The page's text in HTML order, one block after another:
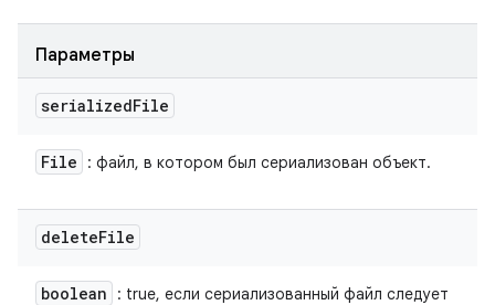
Параметры
serializedFile
File : файл, в котором был сериализован объект.
deleteFile
boolean
: true, если сериализованный файл следует